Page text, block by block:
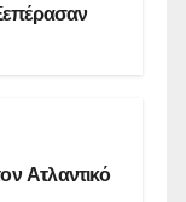
Ατλαντικό